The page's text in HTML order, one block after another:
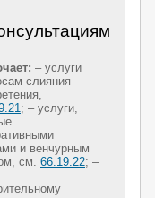
– услуги
слияния
; – услуги,
и венчурным
см. 66.19.22; –